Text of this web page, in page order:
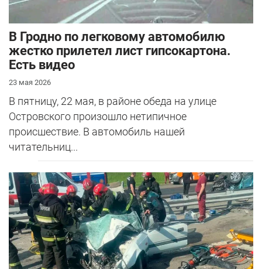
В Гродно по легковому автомобилю
жестко прилетел лист гипсокартона.
Есть видео
23 мая 2026
В пятницу, 22 мая, в районе обеда на улице
Островского произошло нетипичное
происшествие. В автомобиль нашей
читательниц...